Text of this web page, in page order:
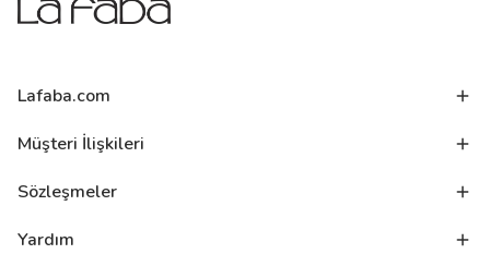
Lafaba.com
Müşteri İlişkileri
Sözleşmeler
Yardım